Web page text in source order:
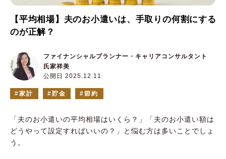
【平均相場】夫のお小遣いは、手取りの何割にする
のが正解？
公開日 2025.12.11
ファイナンシャルプランナー・キャリアコンサルタント
氏家祥美
家計 貯金 節約
「夫のお小遣いの平均相場はいくら？」「夫のお小遣い額は
どうやって設定すればいいの？」と悩む方は多いことでしょ
う。